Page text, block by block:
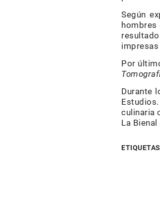
Según
hombres
Por
Durante
culinaria
La